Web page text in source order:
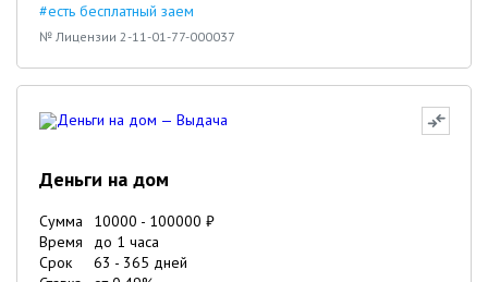
#есть бесплатный заем
№ Лицензии 2-11-01-77-000037
Деньги на дом
Сумма 10000 - 100000 ₽
Время
до 1 часа
Срок
63 - 365 дней